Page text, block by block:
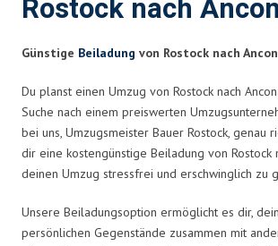
Rostock nach
Günstige Beiladung von Rostock nach
Du planst einen Umzug von Rostock nach
Suche nach einem preiswerten
bei uns, Umzugsmeister Bauer Rostock, genau
dir eine kostengünstige Beiladung von Rostock
deinen Umzug stressfrei und erschwinglich zu
Unsere Beiladungsoption ermöglicht es dir,
persönlichen Gegenstände zusammen mit